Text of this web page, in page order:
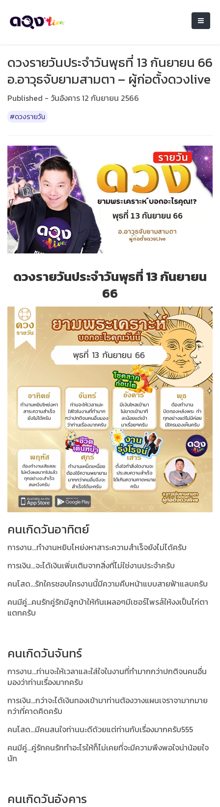
ดวงรายวันประจำวันพุธที่ 13 กันยายน 66
อ.อาวุธจับยามสามตา – ผู้ก่อตั้งดวงlive
Published - วันอังคาร 12 กันยายน 2566
#ดวงรายวัน
ดวงรายวันประจำวันพุธที่ 13 กันยายน
66
คนเกิดวันอาทิตย์
การงาน...ทำงานหยิบโหย่งหาสาระความสำเร็จยังไม่ได้ครับ
การเงิน...จะได้เงินเพิ่มเติมจากสิ่งที่ไม่ใช่งานประจำครับ
คนโสด...รักใครชอบใครงานนี้มีความคืบหน้าแบบสายฟ้าแลบครับ
คนมีคู่...คนรักคู่รักมีลูกบ้าให้กันเผลอๆมีเซอร์ไพรส์ให้งงเป็นไก่ตา
แตกครับ
คนเกิดวันจันทร์
การงาน...ท่านจะให้เวลาและใส่ใจในงานที่ทำมากกว่าปกติจนคนอื่น
มองว่าท่านเรื่องมากครับ
การเงิน...กว่าจะได้เงินทองเข้ามาท่านต้องวางแผนเจราจามากมาย
กว่าที่คาดคิดครับ
คนโสด...มีคนสนใจท่านนะดีด้วยแต่ท่านกับเรื่องมากครับ555
คนมีคู่...คู่รักคนรักทำอะไรให้ก็ไม่เคยที่จะมีความพึงพอใจน่าน้อยใจ
นัก
คนเกิดวันอังคาร